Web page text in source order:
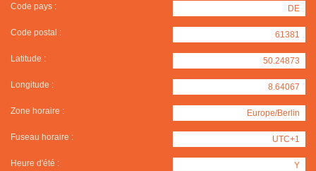
Code pays : DE
Code postal : 61381
Latitude : 50.24873
Longitude : 8.64067
Zone horaire : Europe/Berlin
Fuseau horaire : UTC+1
Heure d'été : Y